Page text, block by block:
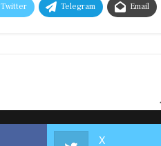
Twitter Telegram Email
X